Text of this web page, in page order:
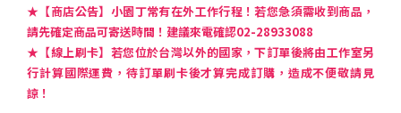
★【商店公告】小園丁常有在外工作行程！若您急須需收到商品，
請先確定商品可寄送時間！建議來電確認02-28933088
★【線上刷卡】若您位於台灣以外的國家，下訂單後將由工作室另
行計算國際運費，待訂單刷卡後才算完成訂購，造成不便敬請見
諒！